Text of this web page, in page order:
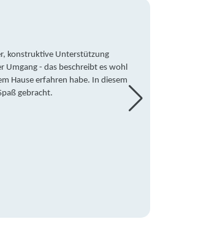
konstruktive Unterstützung
- das beschreibt es wohl
Hause erfahren habe. In diesem
gebracht.